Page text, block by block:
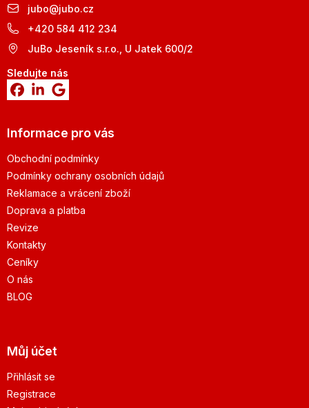
jubo@jubo.cz
+420 584 412 234
JuBo Jeseník s.r.o., U Jatek 600/2
Sledujte nás
Informace pro vás
Obchodní podmínky
Podmínky ochrany osobních údajů
Reklamace a vrácení zboží
Doprava a platba
Revize
Kontakty
Ceníky
O nás
BLOG
Můj účet
Přihlásit se
Registrace